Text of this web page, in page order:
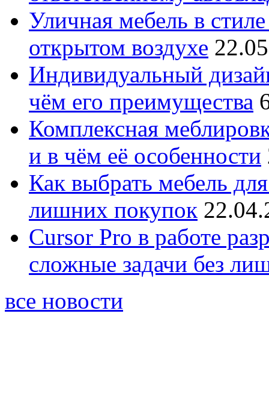
Уличная мебель в
открытом воздухе
Индивидуальный
чём его преимущества
Комплексная
и в чём её особенности
Как выбрать мебель
лишних покупок
Cursor Pro в работе
сложные задачи без
все новости